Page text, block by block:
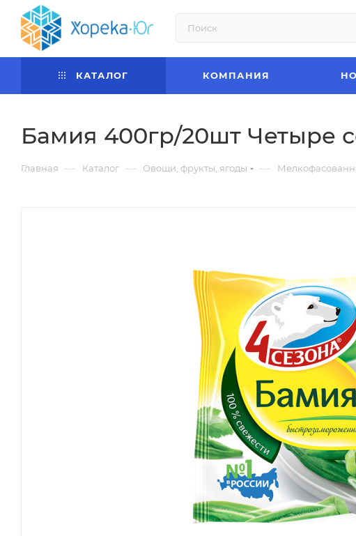
КАТАЛОГ КОМПАНИЯ
Бамия 400гр/20шт Четыре
Главная — Каталог — Овощи, фрукты, ягоды —